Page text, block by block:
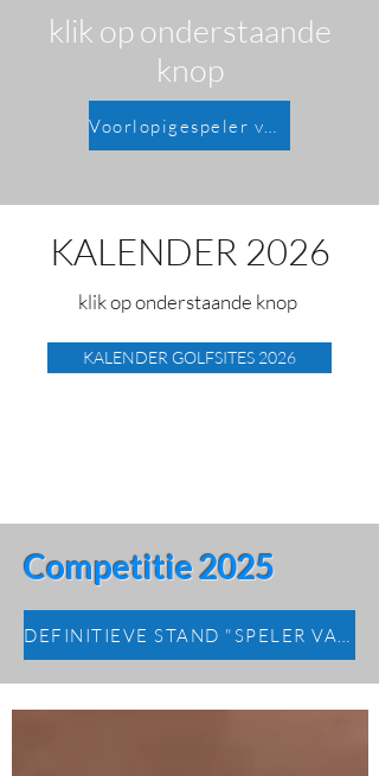
klik op onderstaande
knop
KALENDER 2026
klik op onderstaande knop
KALENDER GOLFSITES 2026
Competitie 2025